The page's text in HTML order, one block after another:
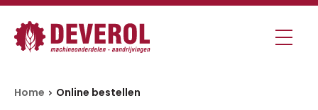
Home Online bestellen